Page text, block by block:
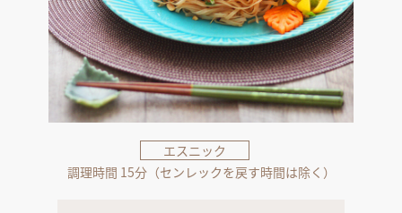
エスニック
調理時間 15分（センレックを戻す時間は除く）